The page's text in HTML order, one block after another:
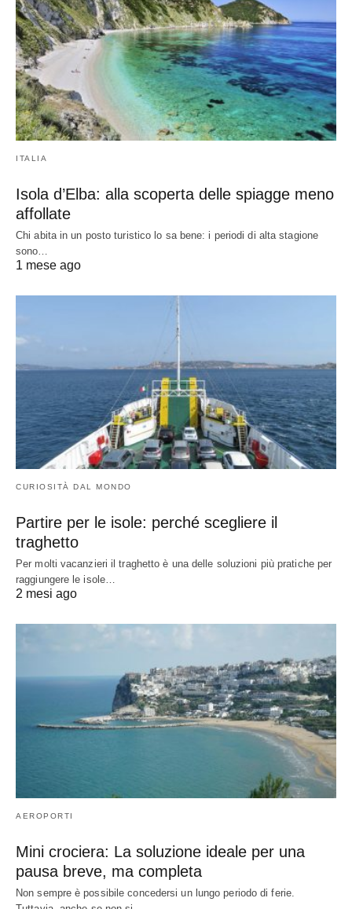
ITALIA
Isola d’Elba: alla scoperta delle spiagge meno
affollate
Chi abita in un posto turistico lo sa bene: i periodi di alta stagione
sono…
1 mese ago
CURIOSITÀ DAL MONDO
Partire per le isole: perché scegliere il
traghetto
Per molti vacanzieri il traghetto è una delle soluzioni più pratiche per
raggiungere le isole…
2 mesi ago
AEROPORTI
Mini crociera: La soluzione ideale per una
pausa breve, ma completa
Non sempre è possibile concedersi un lungo periodo di ferie.